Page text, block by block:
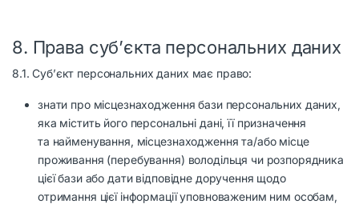
8. Права суб’єкта персональних даних
8.1. Суб’єкт персональних даних має право:
знати про місцезнаходження бази персональних даних,
яка містить його персональні дані, її призначення
та найменування, місцезнаходження та/або місце
проживання (перебування) володільця чи розпорядника
цієї бази або дати відповідне доручення щодо
отримання цієї інформації уповноваженим ним особам,